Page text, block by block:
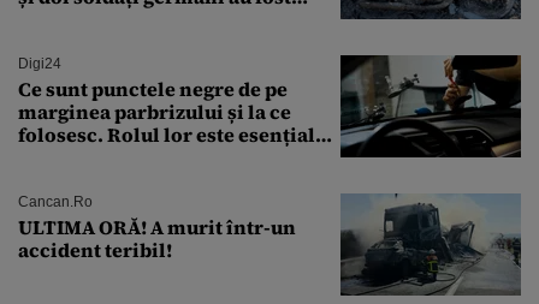
Digi24
Ce sunt punctele negre de pe
marginea parbrizului și la ce
folosesc. Rolul lor este esențial
Cancan.ro
ULTIMA ORĂ! A murit într-un
accident teribil!